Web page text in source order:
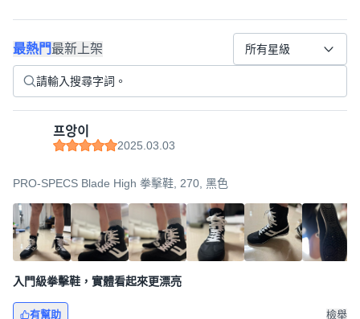
最熱門最新上架 所有星級
프앙이
2025.03.03
PRO-SPECS Blade High 拳擊鞋, 270, 黑色
入門級拳擊鞋，實體看起來更漂亮
有幫助 檢舉